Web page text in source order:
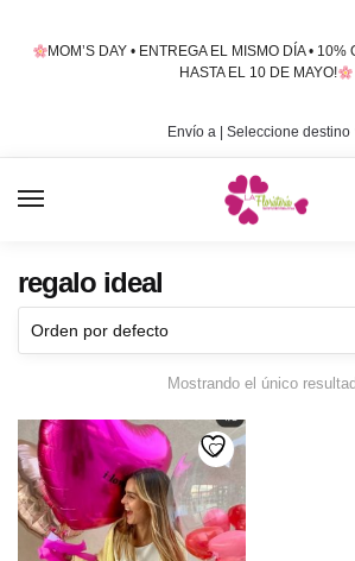
MOM’S DAY • ENTREGA EL MISMO DÍA •
HASTA EL 10 DE MAYO!
Envío a | Seleccione destino
regalo ideal
Mostrando el único